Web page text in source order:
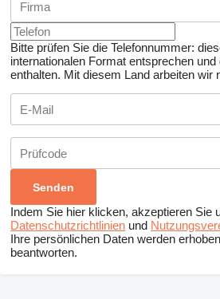
Bitte prüfen Sie die Telefonnummer:
internationalen Format entsprechen
enthalten. Mit diesem Land arbeiten wir
Indem Sie hier klicken, akzeptieren Sie
Datenschutzrichtlinien und
Ihre persönlichen Daten werden
beantworten.